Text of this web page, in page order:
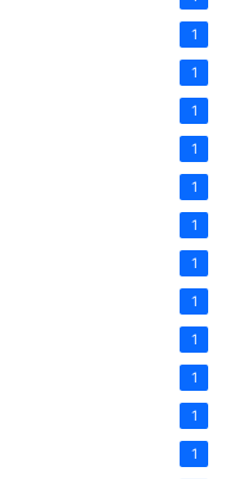
1
1
1
1
1
1
1
1
1
1
1
1